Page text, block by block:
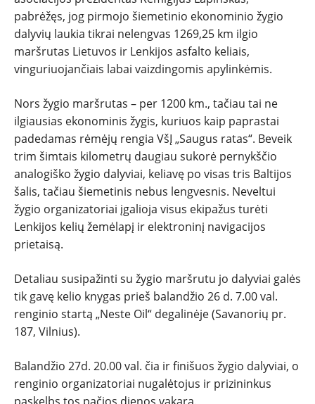
pabrėžęs, jog pirmojo šiemetinio ekonominio žygio
dalyvių laukia tikrai nelengvas 1269,25 km ilgio
maršrutas Lietuvos ir Lenkijos asfalto keliais,
vinguriuojančiais labai vaizdingomis apylinkėmis.
Nors žygio maršrutas – per 1200 km., tačiau tai ne
ilgiausias ekonominis žygis, kuriuos kaip paprastai
padedamas rėmėjų rengia VšĮ „Saugus ratas“. Beveik
trim šimtais kilometrų daugiau sukorė pernykščio
analogiško žygio dalyviai, keliavę po visas tris Baltijos
šalis, tačiau šiemetinis nebus lengvesnis. Neveltui
žygio organizatoriai įgalioja visus ekipažus turėti
Lenkijos kelių žemėlapį ir elektroninį navigacijos
prietaisą.
Detaliau susipažinti su žygio maršrutu jo dalyviai galės
tik gavę kelio knygas prieš balandžio 26 d. 7.00 val.
renginio startą „Neste Oil“ degalinėje (Savanorių pr.
187, Vilnius).
Balandžio 27d. 20.00 val. čia ir finišuos žygio dalyviai, o
renginio organizatoriai nugalėtojus ir prizininkus